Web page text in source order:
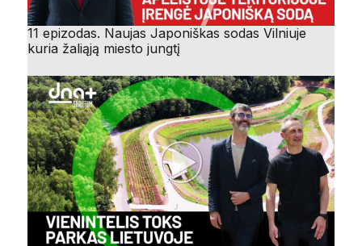
11 epizodas. Naujas Japoniškas sodas Vilniuje
kuria žaliąją miesto jungtį